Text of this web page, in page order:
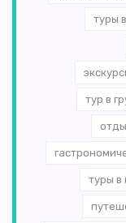
туры
тур в
туры в